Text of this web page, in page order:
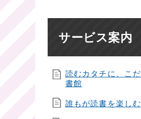
サービス案内
読むカタチに、こ
書館
誰もが読書を楽し